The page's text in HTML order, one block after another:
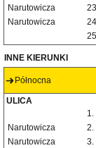
Narutowicza
Narutowicza
INNE KIERUNKI
Północna
ULICA
1.
Narutowicza
2.
Narutowicza
3.